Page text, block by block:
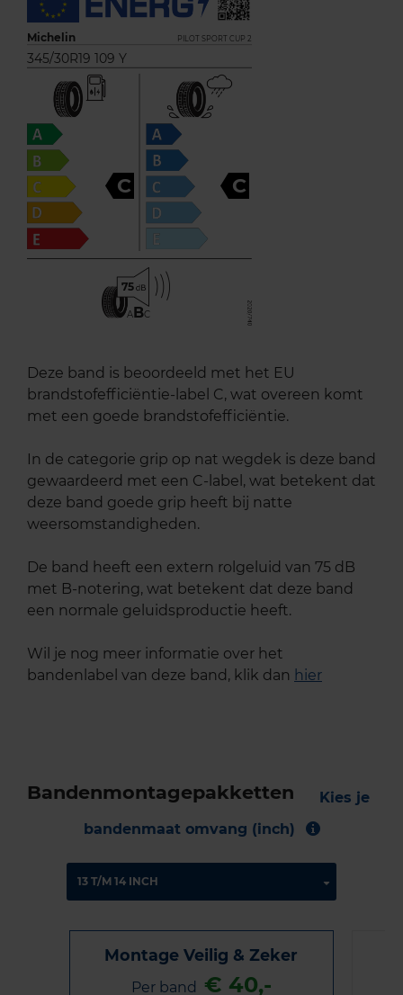
Michelin PILOT SPORT CUP 2
345/30R19 109 Y
C C
75
ABC
Deze band is beoordeeld met het EU
brandstofefficiëntie-label C, wat overeen komt
met een goede brandstofefficiëntie.
In de categorie grip op nat wegdek is deze band
gewaardeerd met een C-label, wat betekent dat
deze band goede grip heeft bij natte
weersomstandigheden.
De band heeft een extern rolgeluid van 75 dB
met B-notering, wat betekent dat deze band
een normale geluidsproductie heeft.
Wil je nog meer informatie over het
bandenlabel van deze band, klik dan hier
Bandenmontagepakketten
Kies je
bandenmaat omvang (inch)
Montage Veilig & Zeker
Per band € 40,-